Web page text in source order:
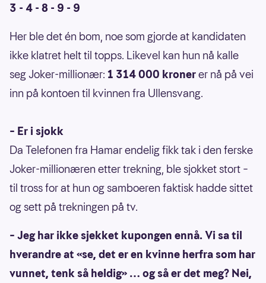
3 - 4 - 8 - 9 - 9
Her ble det én bom, noe som gjorde at kandidaten
ikke klatret helt til topps. Likevel kan hun nå kalle
seg Joker-millionær: 1 314 000 kronerer nå på vei
inn på kontoen til kvinnen fra Ullensvang.
– Er i sjokk
Da Telefonen fra Hamar endelig fikk tak i den ferske
Joker-millionæren etter trekning, ble sjokket stort –
til tross for at hun og samboeren faktisk hadde sittet
og sett på trekningen på tv.
– Jeg har ikke sjekket kupongen ennå. Vi sa til
hverandre at «se, det er en kvinne herfra som har
vunnet, tenk så heldig» … og så er det meg? Nei,